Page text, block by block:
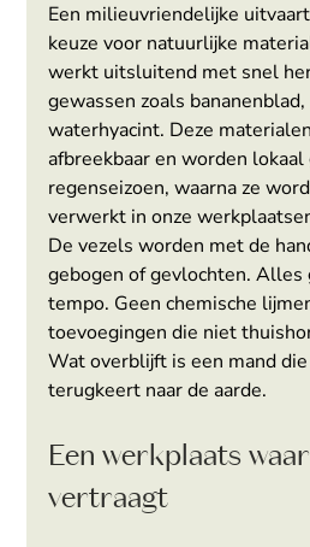
Een milieuvriendelijke
keuze voor natuurlijke
werkt uitsluitend met snel
gewassen zoals bananenblad,
waterhyacint. Deze
afbreekbaar en worden
regenseizoen, waarna ze
verwerkt in onze
De vezels worden met de
gebogen of gevlochten. Alles
tempo. Geen chemische
toevoegingen die niet
Wat overblijft is een mand
terugkeert naar de aarde.
Een werkplaats
vertraagt